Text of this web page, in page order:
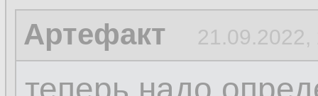
Артефакт 21.09.2022,